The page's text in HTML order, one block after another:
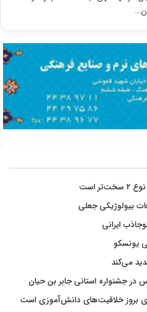
است
بیولوژیکی جعلی
ایرانی
یونسکو
بروز خلاقیت‌های دانش‌آموزی است